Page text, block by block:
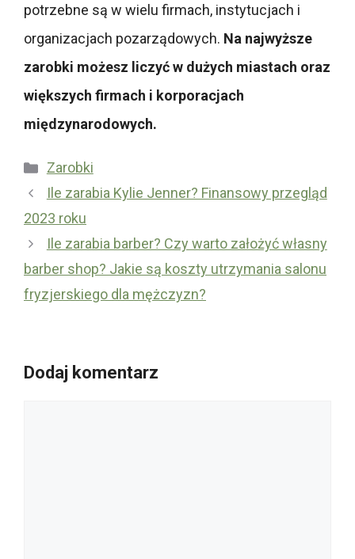
potrzebne są w wielu firmach, instytucjach i
organizacjach pozarządowych. Na najwyższe
zarobki możesz liczyć w dużych miastach oraz
większych firmach i korporacjach
międzynarodowych.
Kategorie
Zarobki
Ile zarabia Kylie Jenner? Finansowy przegląd
2023 roku
Ile zarabia barber? Czy warto założyć własny
barber shop? Jakie są koszty utrzymania salonu
fryzjerskiego dla mężczyzn?
Dodaj komentarz